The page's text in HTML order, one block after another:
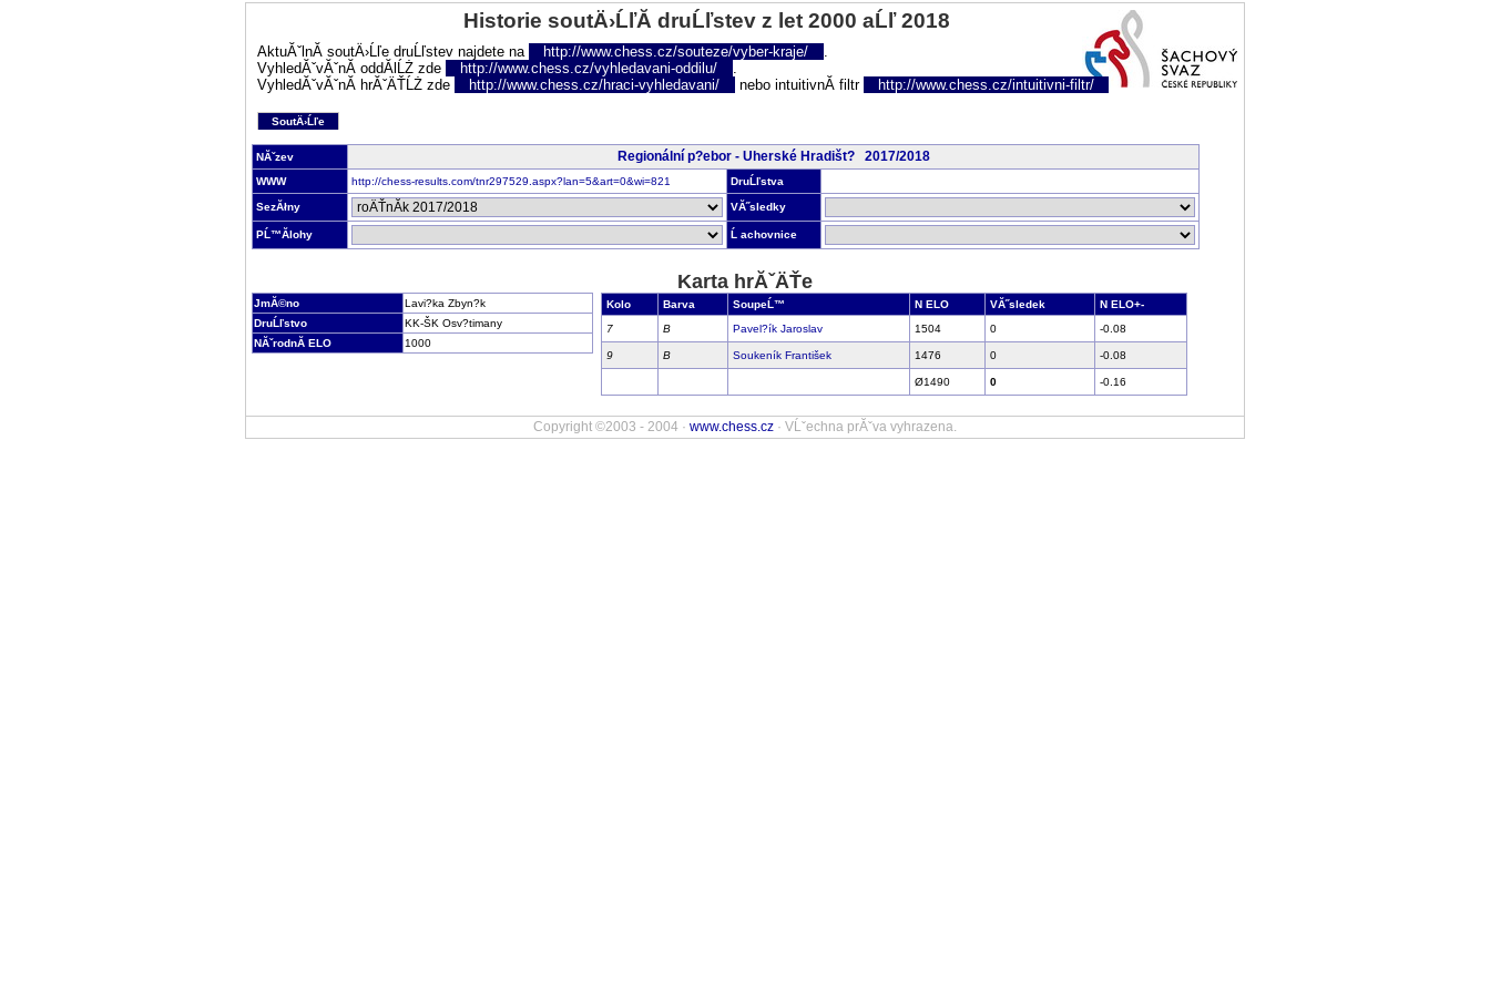
Historie soutÄ›ĹľĂ­ druĹľstev z let 2000 aĹľ 2018
AktuĂˇlnĂ­ soutÄ›Ĺľe druĹľstev najdete na http://www.chess.cz/souteze/vyber-kraje/
.
VyhledĂˇvĂˇnĂ­ oddĂ­lĹŻ zde
http://www.chess.cz/vyhledavani-oddilu/
.
VyhledĂˇvĂˇnĂ­ hrĂˇÄŤĹŻ zde
http://www.chess.cz/hraci-vyhledavani/ nebo intuitivnĂ­ filtr http://www.chess.cz/intuitivni-filtr/
SoutÄ›Ĺľe
NĂˇzev Regionální p?ebor - Uherské Hradišt? 2017/2018
WWW http://chess-results.com/tnr297529.aspx?lan=5&art=0&wi=821 DruĹľstva
SezĂłny VĂ˝sledky
PĹ™Ă­lohy Ĺ achovnice
Karta hrĂˇÄŤe
JmĂ©no
Lavi?ka Zbyn?k
DruĹľstvo
KK-ŠK Osv?timany
NĂˇrodnĂ­ ELO
1000
Kolo Barva SoupeĹ™ N ELO VĂ˝sledek
N ELO+-
7
B Pavel?ík Jaroslav 1504 0 -0.08
9 B Soukeník František 1476 0 -0.08
Ø1490 0 -0.16
Copyright ©2003 - 2004 · www.chess.cz · VĹˇechna prĂˇva vyhrazena.